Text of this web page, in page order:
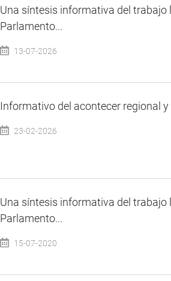
Una síntesis informativa del trabajo
Parlamento...
13-07-2026
Informativo del acontecer regional
23-02-2026
Una síntesis informativa del trabajo
Parlamento...
15-07-2020